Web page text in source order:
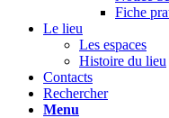
Fiche
Le lieu
Les espaces
Histoire du lieu
Contacts
Rechercher
Menu